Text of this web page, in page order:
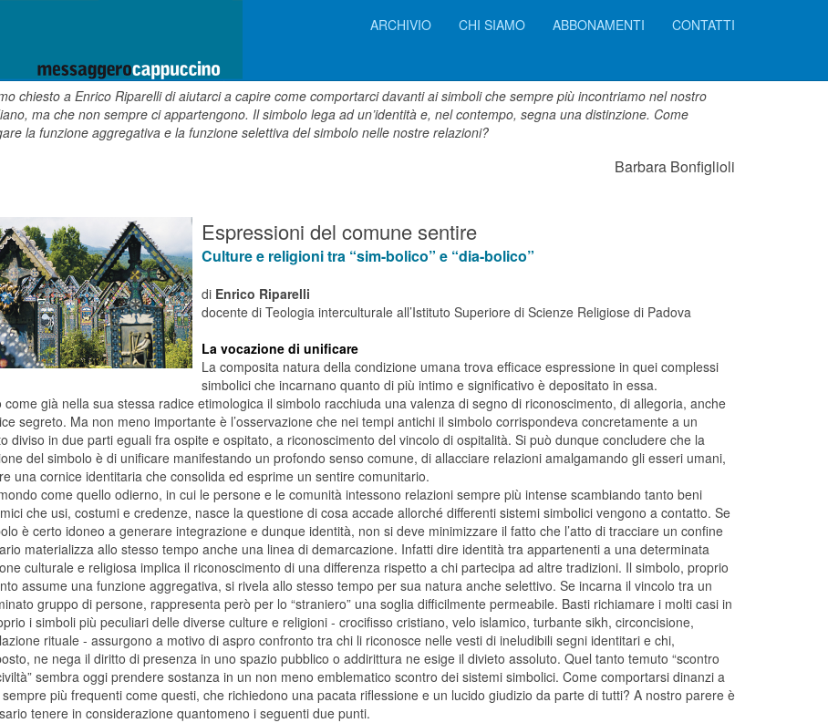
ARCHIVIO CHI SIAMO ABBONAMENTI CONTATTI
chiesto a Enrico Riparelli di aiutarci a capire come comportarci davanti ai simboli che sempre più incontriamo nel nostro
ma che non sempre ci appartengono. Il simbolo lega ad un’identità e, nel contempo, segna una distinzione. Come
la funzione aggregativa e la funzione selettiva del simbolo nelle nostre relazioni?
Barbara Bonfiglioli
Espressioni del comune sentire
Culture e religioni tra “sim-bolico” e “dia-bolico”
di Enrico Riparelli
docente di Teologia interculturale all’Istituto Superiore di Scienze Religiose di Padova
La vocazione di unificare
La composita natura della condizione umana trova efficace espressione in quei complessi
simbolici che incarnano quanto di più intimo e significativo è depositato in essa.
come già nella sua stessa radice etimologica il simbolo racchiuda una valenza di segno di riconoscimento, di allegoria, anche
segreto. Ma non meno importante è l’osservazione che nei tempi antichi il simbolo corrispondeva concretamente a un
diviso in due parti eguali fra ospite e ospitato, a riconoscimento del vincolo di ospitalità. Si può dunque concludere che la
del simbolo è di unificare manifestando un profondo senso comune, di allacciare relazioni amalgamando gli esseri umani,
una cornice identitaria che consolida ed esprime un sentire comunitario.
come quello odierno, in cui le persone e le comunità intessono relazioni sempre più intense scambiando tanto beni
che usi, costumi e credenze, nasce la questione di cosa accade allorché differenti sistemi simbolici vengono a contatto. Se
è certo idoneo a generare integrazione e dunque identità, non si deve minimizzare il fatto che l’atto di tracciare un confine
materializza allo stesso tempo anche una linea di demarcazione. Infatti dire identità tra appartenenti a una determinata
culturale e religiosa implica il riconoscimento di una differenza rispetto a chi partecipa ad altre tradizioni. Il simbolo, proprio
assume una funzione aggregativa, si rivela allo stesso tempo per sua natura anche selettivo. Se incarna il vincolo tra un
gruppo di persone, rappresenta però per lo “straniero” una soglia difficilmente permeabile. Basti richiamare i molti casi in
i simboli più peculiari delle diverse culture e religioni - crocifisso cristiano, velo islamico, turbante sikh, circoncisione,
rituale - assurgono a motivo di aspro confronto tra chi li riconosce nelle vesti di ineludibili segni identitari e chi,
ne nega il diritto di presenza in uno spazio pubblico o addirittura ne esige il divieto assoluto. Quel tanto temuto “scontro
sembra oggi prendere sostanza in un non meno emblematico scontro dei sistemi simbolici. Come comportarsi dinanzi a
più frequenti come questi, che richiedono una pacata riflessione e un lucido giudizio da parte di tutti? A nostro parere è
tenere in considerazione quantomeno i seguenti due punti.